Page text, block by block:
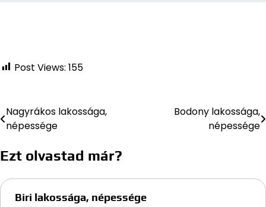
Post Views: 155
Bejegyzés
navigáció
Nagyrákos lakossága,
népessége
Bodony lakossága,
népessége
Ezt olvastad már?
Biri lakossága, népessége